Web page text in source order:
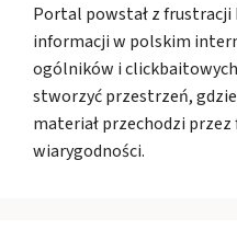
Portal powstał z
informacji w polskim
ogólników i
stworzyć przestrzeń, gdzie
materiał przechodzi
wiarygodności.